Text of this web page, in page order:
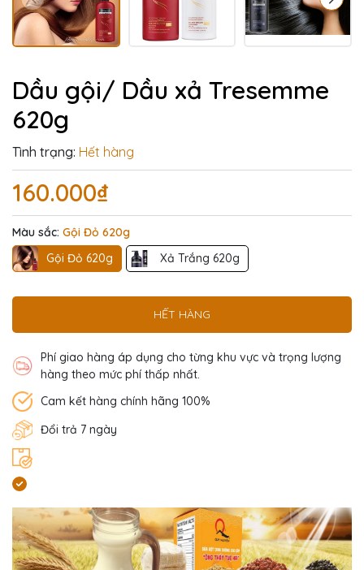
Dầu gội/ Dầu xả Tresemme
620g
Tình trạng: Hết hàng
160.000₫
Màu sắc: Gội Đỏ 620g
Gội Đỏ 620g
Xả Trắng 620g
HẾT HÀNG
Phí giao hàng áp dụng cho từng khu vực và trọng lượng
hàng theo mức phí thấp nhất.
Cam kết hàng chính hãng 100%
Đổi trả 7 ngày